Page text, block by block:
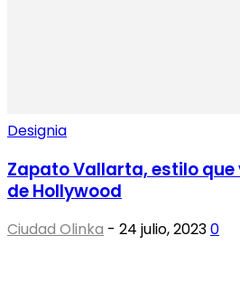
Designia
Zapato Vallarta, estilo
de Hollywood
Ciudad Olinka - 24 julio, 20230